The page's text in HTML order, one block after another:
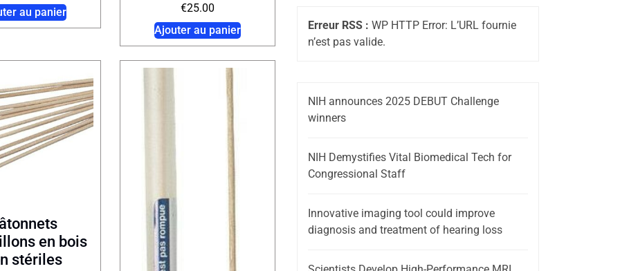
au panier
€25.00
Ajouter au panier
en bois
stériles
Erreur RSS : WP HTTP Error: L’URL fournie
n’est pas valide.
NIH announces 2025 DEBUT Challenge
winners
NIH Demystifies Vital Biomedical Tech for
Congressional Staff
Innovative imaging tool could improve
diagnosis and treatment of hearing loss